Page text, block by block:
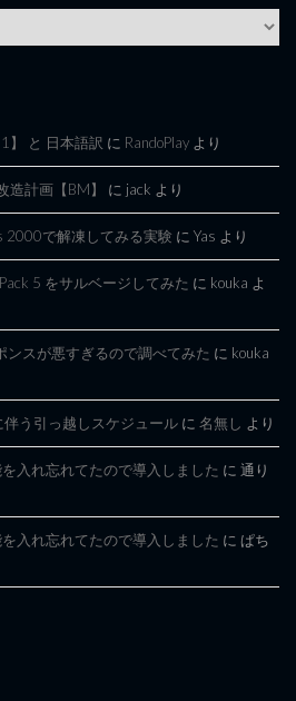
1】 と 日本語訳 に RandoPlay より
計画【BM】 に jack より
2000で解凍してみる実験 に Yas より
5 をサルベージしてみた に kouka よ
ンスが悪すぎるので調べてみた に kouka
伴う引っ越しスケジュール に 名無し より
入れ忘れてたので導入しました に 通り
入れ忘れてたので導入しました に ぱち